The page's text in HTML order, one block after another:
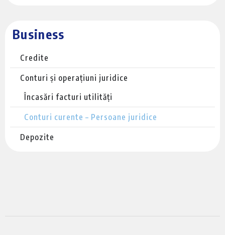
Business
Credite
Conturi și operațiuni juridice
Încasări facturi utilități
Conturi curente – Persoane juridice
Depozite